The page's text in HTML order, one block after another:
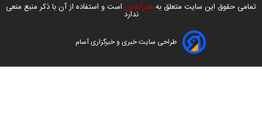
تمامی حقوق این سایت متعلق به هنرآنلاین است و استفاده از آن با ذکر منبع منعی
ندارد
طراحی سایت خبری و خبرگزاری آسام